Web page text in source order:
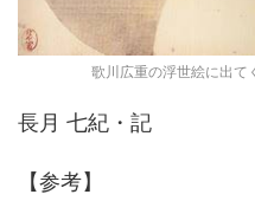
歌川広重の浮世絵に出
長月 七紀・記
【参考】